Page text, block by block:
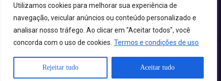
Utilizamos cookies para melhorar sua experiência de
navegação, veicular anúncios ou conteúdo personalizado e
analisar nosso tráfego. Ao clicar em "Aceitar todos", você
concorda com o uso de cookies. Termos e condições de uso
Rejeitar tudo Aceitar tudo
Melhor FM 82.9 - A Sua Melhor Companhia!
Carregando programa...
reservados.